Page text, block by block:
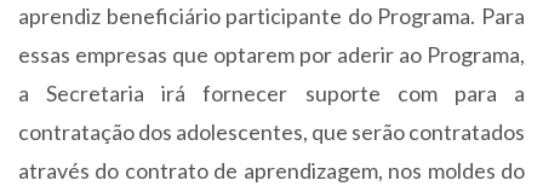
aprendiz beneficiário participante do Programa. Para
essas empresas que optarem por aderir ao Programa,
a Secretaria irá fornecer suporte com para a
contratação dos adolescentes, que serão contratados
através do contrato de aprendizagem, nos moldes do